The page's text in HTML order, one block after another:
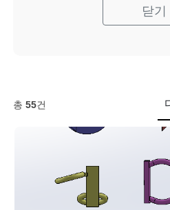
닫기
총55건